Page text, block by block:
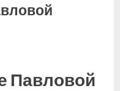
Павловой